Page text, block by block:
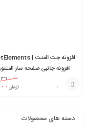
افزونه جانبی صفحه ساز
۴۹.۰۰۰
تومان
به
دسته های محصولات